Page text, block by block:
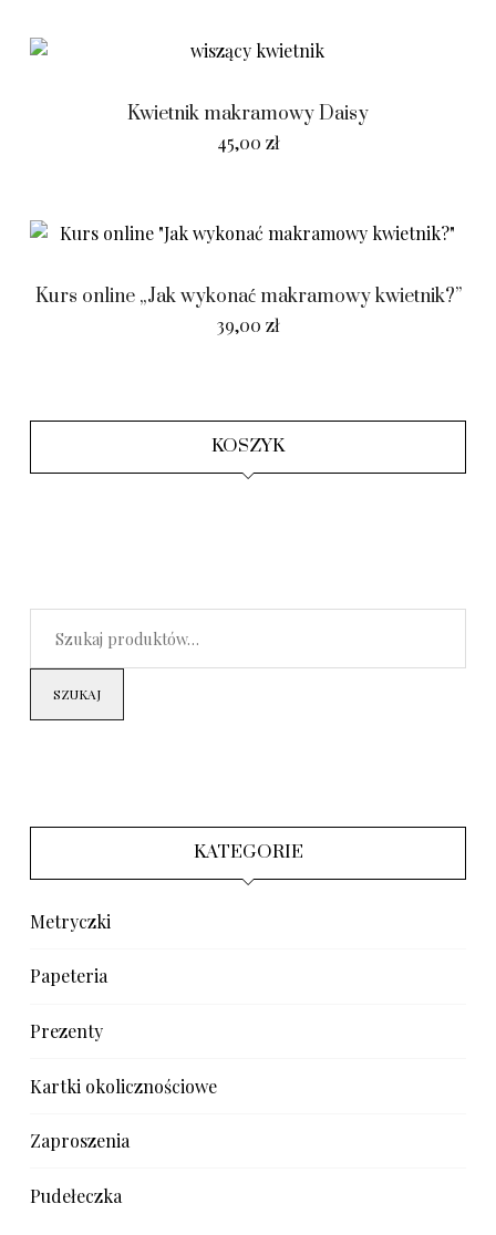
Kwietnik makramowy Daisy
45,00 zł
Kurs online „Jak wykonać makramowy kwietnik?”
39,00 zł
KOSZYK
SZUKAJ
KATEGORIE
Metryczki
Papeteria
Prezenty
Kartki okolicznościowe
Zaproszenia
Pudełeczka